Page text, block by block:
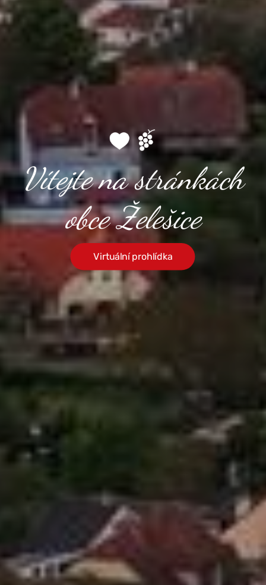
Vítejte na stránkách
obce Želešice
Virtuální prohlídka